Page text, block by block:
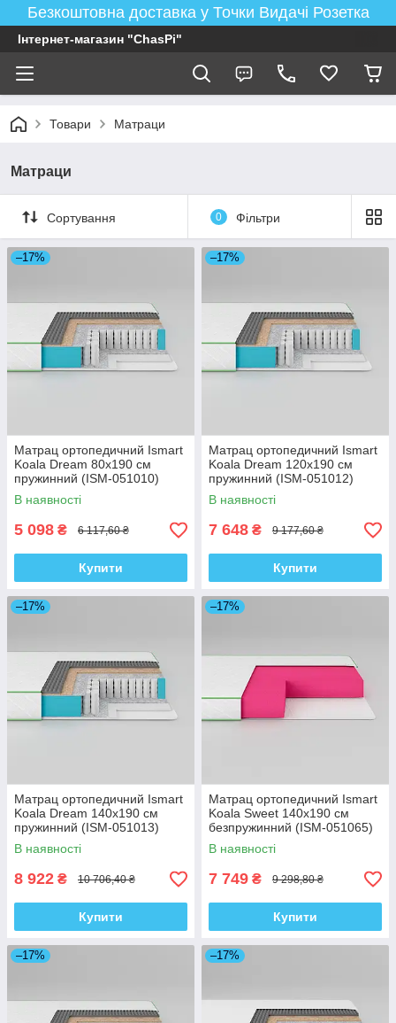
Безкоштовна доставка у Точки Видачі Розетка
Інтернет-магазин "ChasPi"
Товари Матраци
Матраци
Сортування 0 Фільтри
–17%
Матрац ортопедичний Ismart
Koala Dream 80х190 см
пружинний (ISM-051010)
В наявності
5 098 ₴ 6 117,60 ₴
Купити
–17%
Матрац ортопедичний Ismart
Koala Dream 120х190 см
пружинний (ISM-051012)
В наявності
7 648 ₴ 9 177,60 ₴
Купити
–17%
Матрац ортопедичний Ismart
Koala Dream 140х190 см
пружинний (ISM-051013)
В наявності
8 922 ₴ 10 706,40 ₴
Купити
–17%
Матрац ортопедичний Ismart
Koala Sweet 140х190 см
безпружинний (ISM-051065)
В наявності
7 749 ₴ 9 298,80 ₴
Купити
–17% –17%